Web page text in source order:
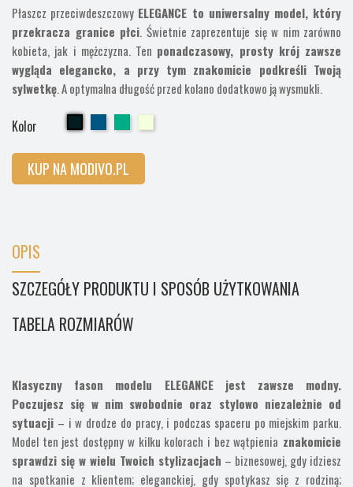
Płaszcz przeciwdeszczowy ELEGANCE to uniwersalny model, który
przekracza granice płci. Świetnie zaprezentuje się w nim zarówno
kobieta, jak i mężczyzna. Ten ponadczasowy, prosty krój zawsze
wygląda elegancko, a przy tym znakomicie podkreśli Twoją
sylwetkę. A optymalna długość przed kolano dodatkowo ją wysmukli.
Kolor
KUP NA MODIVO.PL
OPIS
SZCZEGÓŁY PRODUKTU I SPOSÓB UŻYTKOWANIA
TABELA ROZMIARÓW
Klasyczny fason modelu ELEGANCE jest zawsze modny.
Poczujesz się w nim swobodnie oraz stylowo niezależnie od
sytuacji – i w drodze do pracy, i podczas spaceru po miejskim parku.
Model ten jest dostępny w kilku kolorach i bez wątpienia znakomicie
sprawdzi się w wielu Twoich stylizacjach – biznesowej, gdy idziesz
na spotkanie z klientem; eleganckiej, gdy spotykasz się z rodziną;